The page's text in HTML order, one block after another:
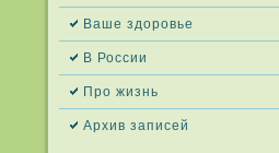
Ваше здоровье
В России
Про жизнь
Архив запи­сей